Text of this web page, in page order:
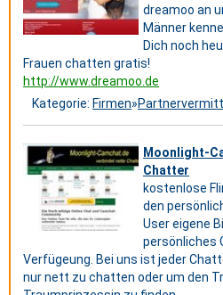
dreamoo an
Männer
Dich noch
Frauen chatten gratis!
http://www.dreamoo.de
Kategorie: Firmen»
Moonlight-
Chatter
kostenlose
den
User eigene
persönliches
Verfügeung. Bei uns ist jeder
nur nett zu chatten oder um den